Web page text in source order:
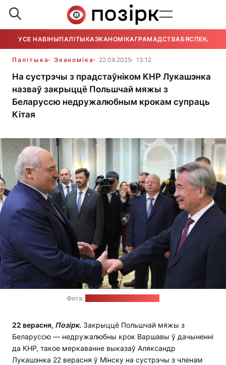
УСЕ НАВІНЫПАЛІТЫКАЭКАНОМІКАГРАМАДСТВАБЯСПЕКА
Палітыка Эканоміка 22.09.2025 13:12
На сустрэчы з прадстаўніком КНР Лукашэнка
назваў закрыццё Польшчай мяжы з
Беларуссю недружалюбным крокам супраць
Кітая
Фота:
22 верасня, Позірк. Закрыццё Польшчай мяжы з
Беларуссю — недружалюбны крок Варшавы ў дачыненні
да КНР, такое меркаванне выказаў Аляксандр
Лукашэнка 22 верасня ў Мінску на сустрэчы з членам